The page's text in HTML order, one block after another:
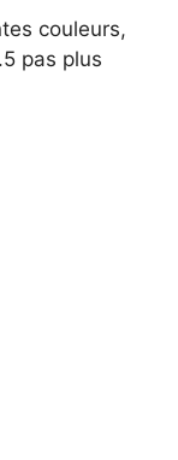
couleurs,
pas plus